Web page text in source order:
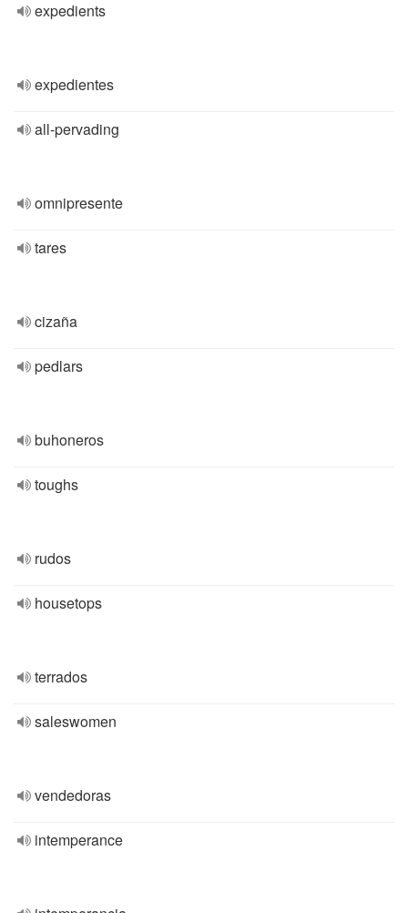
expedients
expedientes
all-pervading
omnipresente
tares
cizaña
pedlars
buhoneros
toughs
rudos
housetops
terrados
saleswomen
vendedoras
intemperance